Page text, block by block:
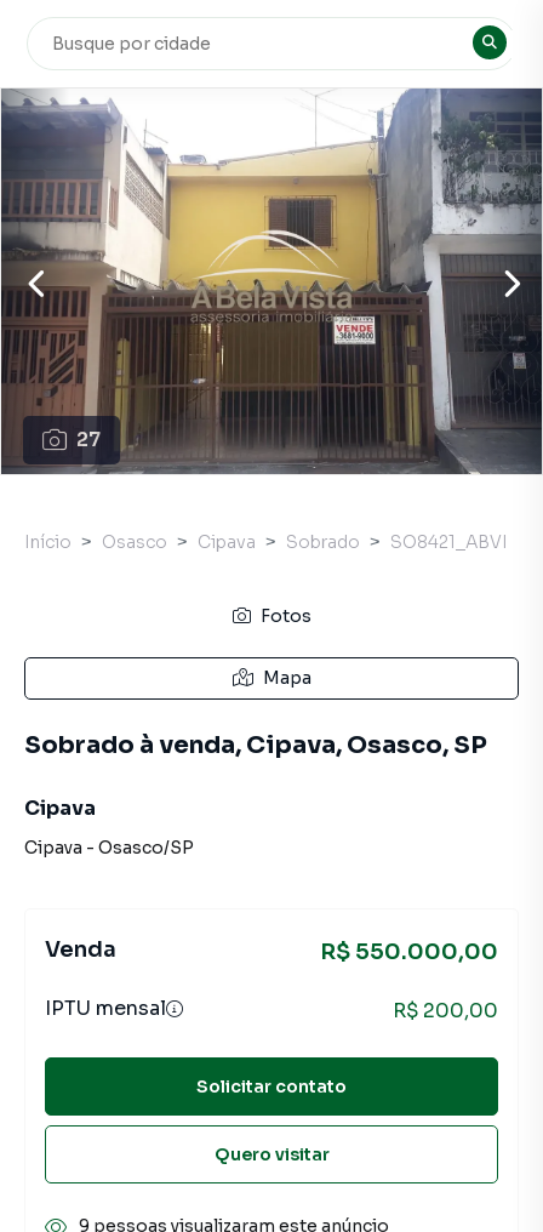
27
Início Osasco Cipava Sobrado SO8421_ABVI
Fotos
Mapa
Sobrado à venda, Cipava, Osasco, SP
Cipava
Cipava - Osasco/SP
Venda R$ 550.000,00
IPTU mensal R$ 200,00
Solicitar contato
Quero visitar
9 pessoas visualizaram este anúncio